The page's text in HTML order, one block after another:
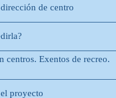
de centro
centros. Exentos de recreo.
proyecto